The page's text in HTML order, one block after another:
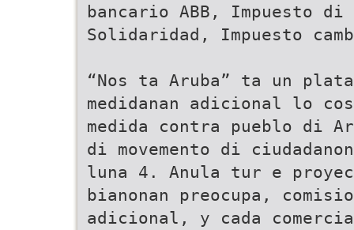
bancario ABB, Impuesto di
Solidaridad, Impuesto
“Nos ta Aruba” ta un
medidanan adicional lo
medida contra pueblo di
di movemento di
luna 4. Anula tur e
bianonan preocupa,
adicional, y cada